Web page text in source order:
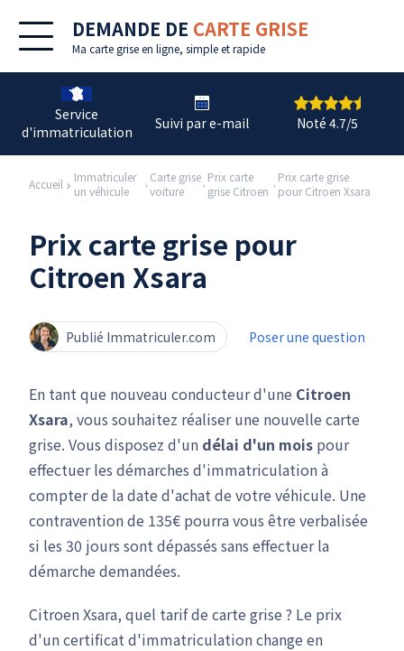
DEMANDE DE CARTE GRISE
Ma carte grise en ligne, simple et rapide
Service
d'immatriculation
Suivi par e-mail Noté 4.7/5
Accueil
Immatriculer
un véhicule
Carte grise
voiture
Prix carte
grise Citroen
Prix carte grise
pour Citroen Xsara
Prix carte grise pour
Citroen Xsara
Publié Immatriculer.com Poser une question
En tant que nouveau conducteur d'une Citroen
Xsara, vous souhaitez réaliser une nouvelle carte
grise. Vous disposez d'un délai d'un mois pour
effectuer les démarches d'immatriculation à
compter de la date d'achat de votre véhicule. Une
contravention de 135€ pourra vous être verbalisée
si les 30 jours sont dépassés sans effectuer la
démarche demandées.
Citroen Xsara, quel tarif de carte grise ? Le prix
d'un certificat d'immatriculation change en